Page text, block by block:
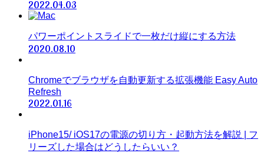
2022.04.03
パワーポイントスライドで一枚だけ縦にする方法
2020.08.10
Chromeでブラウザを自動更新する拡張機能 Easy Auto
Refresh
2022.01.16
iPhone15/ iOS17の電源の切り方・起動方法を解説 | フ
リーズした場合はどうしたらいい？